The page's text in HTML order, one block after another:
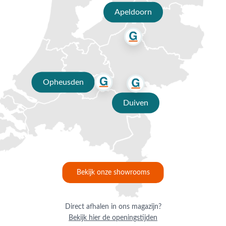
rugleuning. Hiermee zorg je er heel gemakkelijk voor dat iedereen zijn
eigen perfecte zithouding kan vinden. Daarbij is een rotan tuinmeubel
over het algemeen licht van gewicht. Zo verplaats je de stoel
gemakkelijk door je hele tuin of ruim je hem eenvoudig op. Door het
natuurlijke uiterlijk van een verstelbare rotan tuinstoel is deze al snel in
je tuin te plaatsen. Houd er natuurlijk altijd rekening mee dat de
tuinstoel wel binnen jouw tuinstijl hoort te passen. Ook niet
onbelangrijk is dat rotan vaak een goedkopere optie is. Zo is Rotan
een goede keus voor de portemonnee.
Ons assortiment verstelbare rotan tuinstoelen
Om een tuinset compleet te maken, dien je natuurlijk meerdere
verstelbare rotan tuinstoelen aan te schaffen. Kijk goed naar de
verschillende opties in ons assortiment. En vergeet ook niet om eens
te kijken naar de tuinstoelen van wicker. Vaak wordt rotan en wicker
door elkaar heen gehaald. Toch is er een duidelijk verschil. Wicker is
over het algemeen namelijk van kunststof, waarbij rotan een
natuurproduct is. Met beide heb je een
verstelbare tuinstoel
lang mee gaat en waar je nog heel wat jaren van kunt genieten. Een
verstelbare rotan tuinstoel is dus zeker een goede keus!
Apeldoorn
Opheusden
Duiven
Bekijk onze showrooms
Direct afhalen in ons magazijn?
Bekijk hier de openingstijden